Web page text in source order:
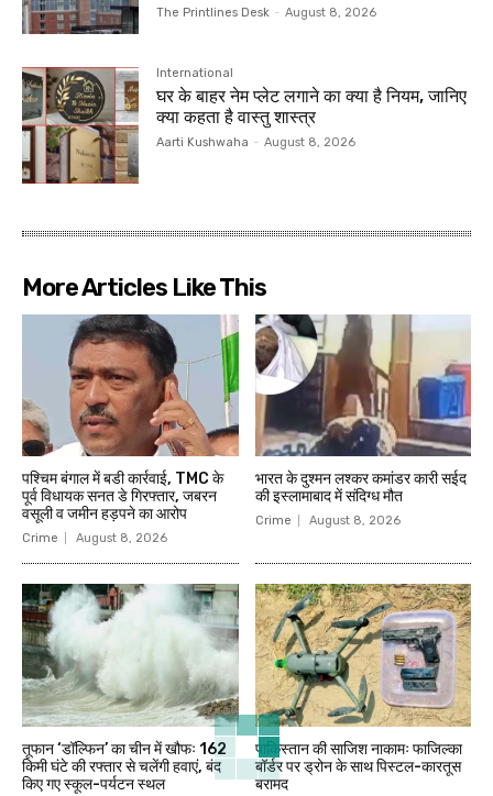
The Printlines Desk - August 8, 2026
International
घर के बाहर नेम प्लेट लगाने का क्या है नियम, जानिए
क्या कहता है वास्तु शास्त्र
Aarti Kushwaha - August 8, 2026
More Articles Like This
पश्चिम बंगाल में बडी कार्रवाई, TMC के
पूर्व विधायक सनत डे गिरफ्तार, जबरन
वसूली व जमीन हड़पने का आरोप
Crime August 8, 2026
भारत के दुश्मन लश्कर कमांडर कारी सईद
की इस्लामाबाद में संदिग्ध मौत
Crime August 8, 2026
तूफान ‘डॉल्फिन’ का चीन में खौफः 162
किमी घंटे की रफ्तार से चलेंगी हवाएं, बंद
किए गए स्कूल-पर्यटन स्थल
पाकिस्तान की साजिश नाकामः फाजिल्का
बॉर्डर पर ड्रोन के साथ पिस्टल-कारतूस
बरामद